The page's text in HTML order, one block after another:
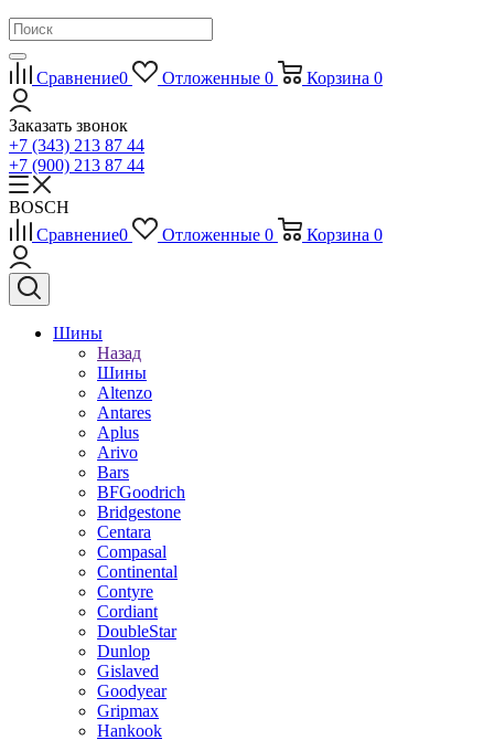
Сравнение0 Отложенные 0 Корзина 0
Заказать звонок
+7 (343) 213 87 44
+7 (900) 213 87 44
BOSCH
Сравнение0 Отложенные 0 Корзина 0
Шины
Назад
Шины
Altenzo
Antares
Aplus
Arivo
Bars
BFGoodrich
Bridgestone
Centara
Compasal
Continental
Contyre
Cordiant
DoubleStar
Dunlop
Gislaved
Goodyear
Gripmax
Hankook